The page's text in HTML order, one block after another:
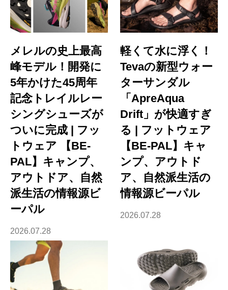
メレルの史上最高
峰モデル！開発に
5年かけた45周年
記念トレイルレー
シングシューズが
ついに完成 | フッ
トウェア 【BE-
PAL】キャンプ、
アウトドア、自然
派生活の情報源ビ
ーパル
2026.07.28
軽くて水に浮く！
Tevaの新型ウォー
ターサンダル
「ApreAqua
Drift」が快適すぎ
る | フットウェア
【BE-PAL】キャ
ンプ、アウトド
ア、自然派生活の
情報源ビーパル
2026.07.28